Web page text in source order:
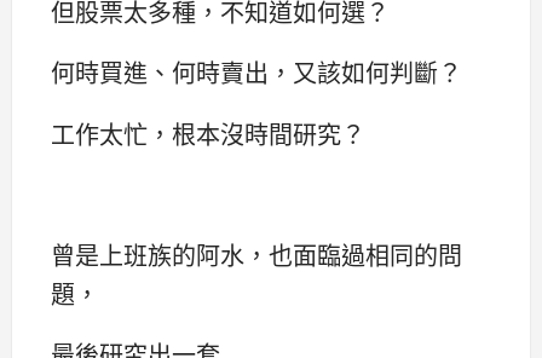
但股票太多種，不知道如何選？
何時買進、何時賣出，又該如何判斷？
工作太忙，根本沒時間研究？
曾是上班族的阿水，也面臨過相同的問
題，